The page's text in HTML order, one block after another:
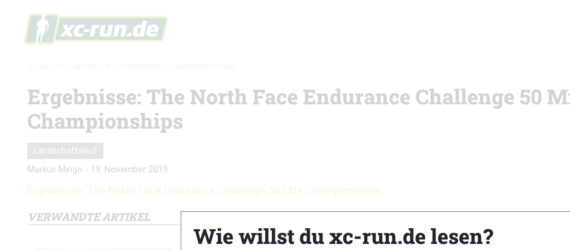
Ergebnisse: The North Face Endurance Challenge 50
Championships
Landschaftslauf
Markus Mingo - 19. November 2019
Ergebnisse: The North Face Endurance Challenge 50 Mile Championships
VERWANDTE ARTIKEL
Wie willst du xc-run.de lesen?